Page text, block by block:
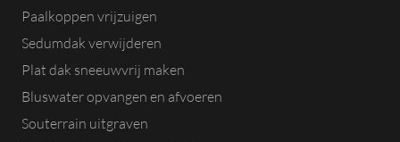
Paalkoppen vrijzuigen
Sedumdak verwijderen
Plat dak sneeuwvrij maken
Bluswater opvangen en afvoeren
Souterrain uitgraven